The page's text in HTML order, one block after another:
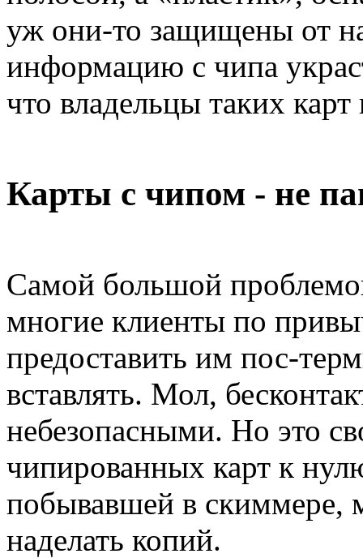
уж они-то защищены от
информацию с чипа
что владельцы таких
Карты с чипом - не
Самой большой
многие клиенты по
предоставить им пос-
вставлять. Мол,
небезопасными. Но это
чипированных карт к
побывавшей в скиммере,
наделать копий.